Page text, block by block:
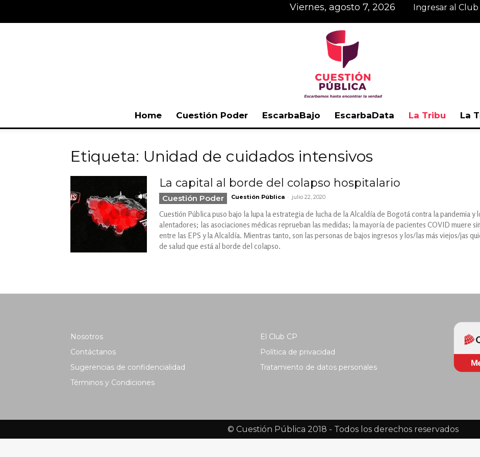
viernes, agosto 7, 2026 Ingresar al Club
Home Cuestión Poder EscarbaBajo EscarbaData La Tribu La
Etiqueta: Unidad de cuidados intensivos
La capital al borde del colapso hospitalario
Cuestión Poder Cuestión Pública - julio 22, 2020
Cuestión Pública puso bajo la lupa la estrategia de lucha de la Alcaldía de Bogotá contra la pandemia y
alentadores; las asociaciones médicas reprueban las medidas; la mayoría de pacientes COVID muere
entre las EPS y la Alcaldía. Mientras tanto, son las personas de bajos ingresos y los/las más viejos/jas
de salud que está al borde del colapso.
Nosotros
Contáctanos
Sugerencias de confidencialidad
Términos y Condiciones
El Club CP
Política de privacidad
Tratamiento de datos personales
© Cuestión Pública 2018 - Todos los derechos reservados